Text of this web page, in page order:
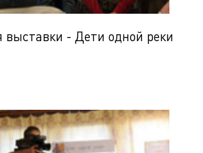
выставки - Дети одной реки